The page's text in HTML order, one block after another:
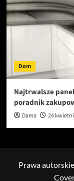
Dom
Najtrwalsze
poradnik
Dama 24
Prawa